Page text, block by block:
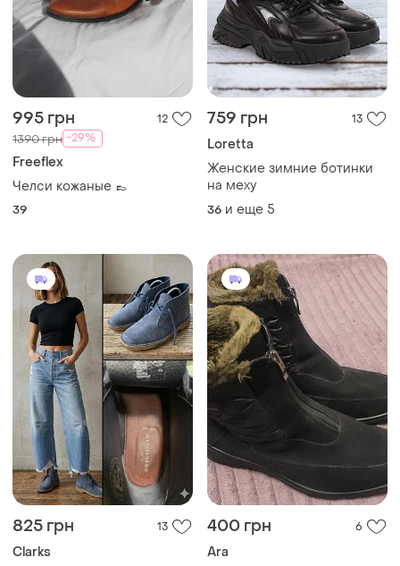
995 грн 12
1390 грн -29%
Freeflex
Челси кожаные 👞
39
759 грн 13
Loretta
Женские зимние ботинки
на меху
36 и еще 5
825 грн 13
Clarks
400 грн 6
Ara